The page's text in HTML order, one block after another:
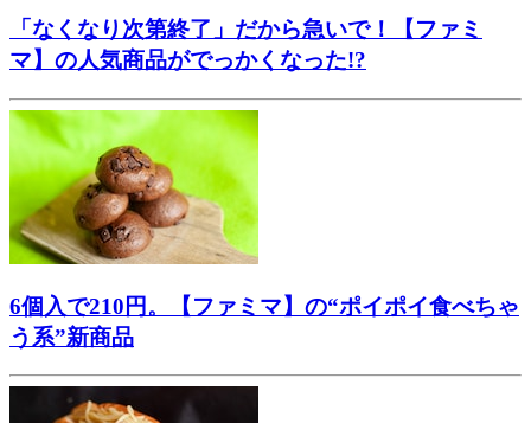
「なくなり次第終了」だから急いで！【ファミ
マ】の人気商品がでっかくなった!?
6個入で210円。【ファミマ】の“ポイポイ食べちゃ
う系”新商品